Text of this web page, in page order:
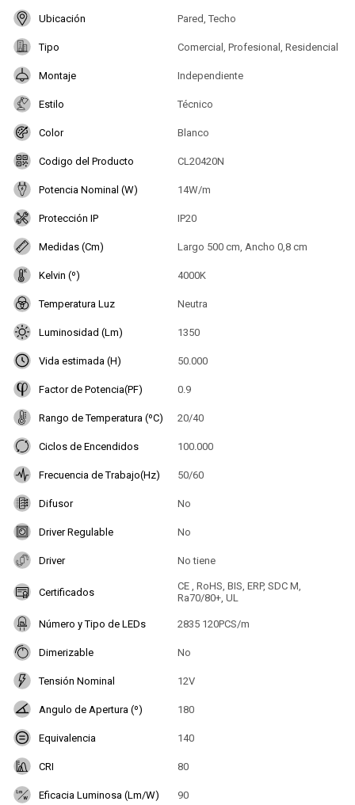
Ubicación Pared, Techo
Tipo Comercial, Profesional, Residencial
Montaje Independiente
Estilo Técnico
Color Blanco
Codigo del Producto CL20420N
Potencia Nominal (W) 14W/m
Protección IP IP20
Medidas (Cm) Largo 500 cm, Ancho 0,8 cm
Kelvin (º) 4000K
Temperatura Luz Neutra
Luminosidad (Lm) 1350
Vida estimada (H) 50.000
Factor de Potencia(PF) 0.9
Rango de Temperatura (ºC) 20/40
Ciclos de Encendidos 100.000
Frecuencia de Trabajo(Hz) 50/60
Difusor No
Driver Regulable No
Driver No tiene
Certificados
CE , RoHS, BIS, ERP, SDC M,
Ra70/80+, UL
Número y Tipo de LEDs 2835 120PCS/m
Dimerizable No
Tensión Nominal 12V
Angulo de Apertura (º) 180
Equivalencia 140
CRI 80
Eficacia Luminosa (Lm/W) 90